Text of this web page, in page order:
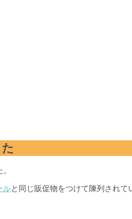
ルと同じ販促物をつけて陳列されて